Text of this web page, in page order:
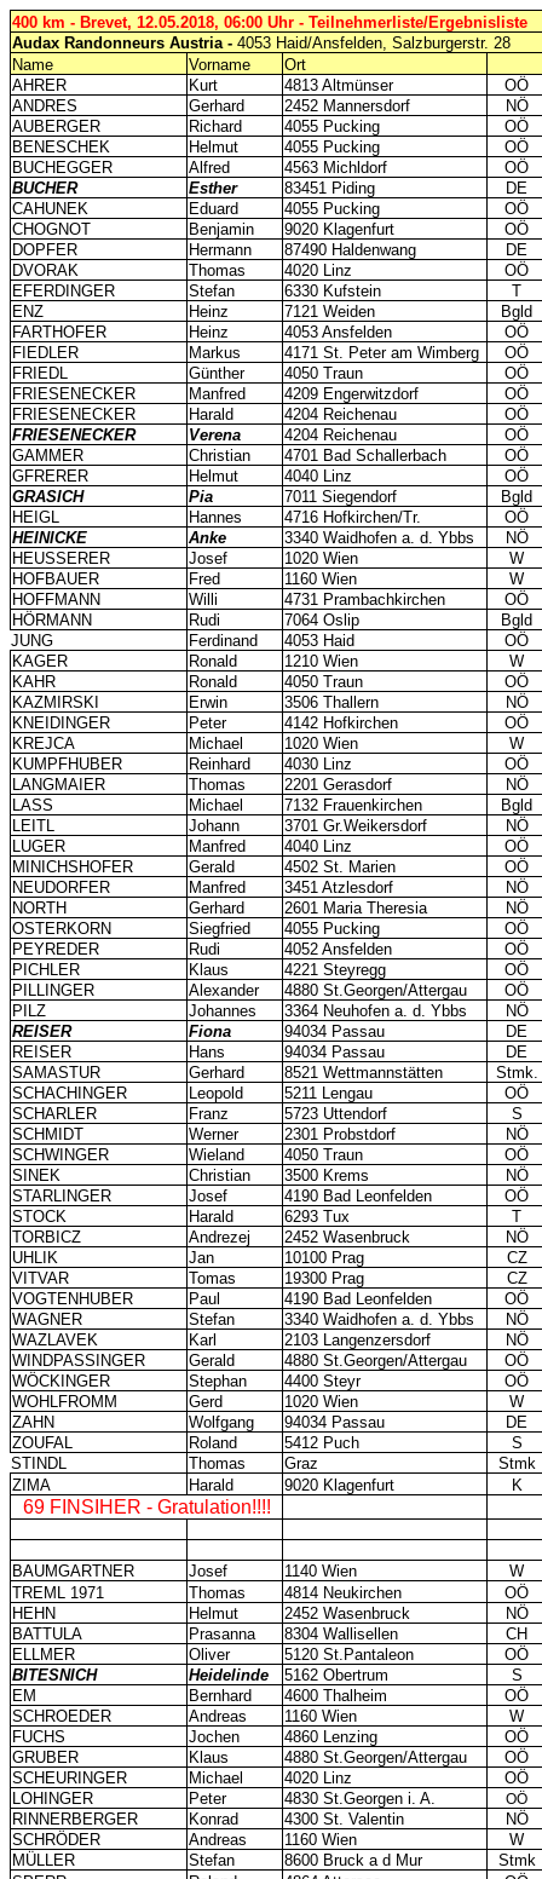
400 km - Brevet, 12.05.2018, 06:00 Uhr - Teilnehmerliste/Ergebnisliste
Audax Randonneurs Austria - 4053 Haid/Ansfelden, Salzburgerstr. 28
Name
Vorname
Ort
AHRER
Kurt 4813 Altmünser
OÖ
ANDRES
Gerhard 2452 Mannersdorf
NÖ
AUBERGER
Richard 4055 Pucking
OÖ
BENESCHEK
Helmut 4055 Pucking
OÖ
BUCHEGGER
Alfred 4563 Michldorf
OÖ
BUCHER
Esther 83451 Piding
DE
CAHUNEK
Eduard 4055 Pucking
OÖ
CHOGNOT
Benjamin 9020 Klagenfurt
OÖ
DOPFER
Hermann 87490 Haldenwang
DE
DVORAK
Thomas 4020 Linz
OÖ
EFERDINGER
Stefan 6330 Kufstein
T
ENZ
Heinz 7121 Weiden
Bgld
FARTHOFER
Heinz 4053 Ansfelden
OÖ
FIEDLER
Markus 4171 St. Peter am Wimberg
OÖ
FRIEDL
Günther 4050 Traun
OÖ
FRIESENECKER
Manfred 4209 Engerwitzdorf
OÖ
FRIESENECKER
Harald 4204 Reichenau
OÖ
FRIESENECKER
Verena 4204 Reichenau
OÖ
GAMMER
Christian 4701 Bad Schallerbach
OÖ
GFRERER
Helmut 4040 Linz
OÖ
GRASICH
Pia 7011 Siegendorf
Bgld
HEIGL
Hannes 4716 Hofkirchen/Tr.
OÖ
HEINICKE
Anke 3340 Waidhofen a. d. Ybbs
NÖ
HEUSSERER
Josef 1020 Wien
W
HOFBAUER
Fred 1160 Wien
W
HOFFMANN
Willi 4731 Prambachkirchen
OÖ
HÖRMANN
Rudi 7064 Oslip
Bgld
JUNG
Ferdinand 4053 Haid
OÖ
KAGER
Ronald 1210 Wien
W
KAHR
Ronald 4050 Traun
OÖ
KAZMIRSKI
Erwin 3506 Thallern
NÖ
KNEIDINGER
Peter 4142 Hofkirchen
OÖ
KREJCA
Michael 1020 Wien
W
KUMPFHUBER
Reinhard 4030 Linz
OÖ
LANGMAIER
Thomas 2201 Gerasdorf
NÖ
LASS
Michael 7132 Frauenkirchen
Bgld
LEITL
Johann 3701 Gr.Weikersdorf
NÖ
LUGER
Manfred 4040 Linz
OÖ
MINICHSHOFER
Gerald 4502 St. Marien
OÖ
NEUDORFER
Manfred 3451 Atzlesdorf
NÖ
NORTH
Gerhard 2601 Maria Theresia
NÖ
OSTERKORN
Siegfried 4055 Pucking
OÖ
PEYREDER
Rudi 4052 Ansfelden
OÖ
PICHLER
Klaus 4221 Steyregg
OÖ
PILLINGER
Alexander 4880 St.Georgen/Attergau
OÖ
PILZ
Johannes 3364 Neuhofen a. d. Ybbs
NÖ
REISER
Fiona 94034 Passau
DE
REISER
Hans 94034 Passau
DE
SAMASTUR
Gerhard 8521 Wettmannstätten
Stmk.
SCHACHINGER
Leopold 5211 Lengau
OÖ
SCHARLER
Franz 5723 Uttendorf
S
SCHMIDT
Werner 2301 Probstdorf
NÖ
SCHWINGER
Wieland 4050 Traun
OÖ
SINEK
Christian 3500 Krems
NÖ
STARLINGER
Josef 4190 Bad Leonfelden
OÖ
STOCK
Harald 6293 Tux
T
TORBICZ
Andrezej 2452 Wasenbruck
NÖ
UHLIK
Jan 10100 Prag
CZ
VITVAR
Tomas 19300 Prag
CZ
VOGTENHUBER
Paul 4190 Bad Leonfelden
OÖ
WAGNER
Stefan 3340 Waidhofen a. d. Ybbs
NÖ
WAZLAVEK
Karl 2103 Langenzersdorf
NÖ
WINDPASSINGER
Gerald 4880 St.Georgen/Attergau
OÖ
WÖCKINGER
Stephan 4400 Steyr
OÖ
WOHLFROMM
Gerd 1020 Wien
W
ZAHN
Wolfgang 94034 Passau
DE
ZOUFAL
Roland 5412 Puch
S
STINDL
Thomas Graz
Stmk
ZIMA
Harald 9020 Klagenfurt K
69 FINSIHER - Gratulation!!!!
BAUMGARTNER Josef 1140 Wien
W
TREML 1971
Thomas 4814 Neukirchen
OÖ
HEHN
Helmut 2452 Wasenbruck
NÖ
BATTULA
Prasanna 8304 Wallisellen
CH
ELLMER
Oliver 5120 St.Pantaleon
OÖ
BITESNICH
Heidelinde 5162 Obertrum
S
EM
Bernhard 4600 Thalheim
OÖ
SCHROEDER
Andreas 1160 Wien
W
FUCHS
Jochen 4860 Lenzing
OÖ
GRUBER
Klaus 4880 St.Georgen/Attergau
OÖ
SCHEURINGER
Michael 4020 Linz
OÖ
LOHINGER
Peter 4830 St.Georgen i. A. OÖ
RINNERBERGER Konrad 4300 St. Valentin
NÖ
SCHRÖDER
Andreas 1160 Wien
W
MÜLLER
Stefan 8600 Bruck a d Mur
Stmk